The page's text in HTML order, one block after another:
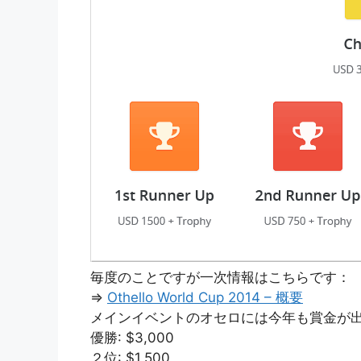
毎度のことですが一次情報はこちらです：
⇒ Othello World Cup 2014 – 概要
メインイベントのオセロには今年も賞金が
優勝: $3,000